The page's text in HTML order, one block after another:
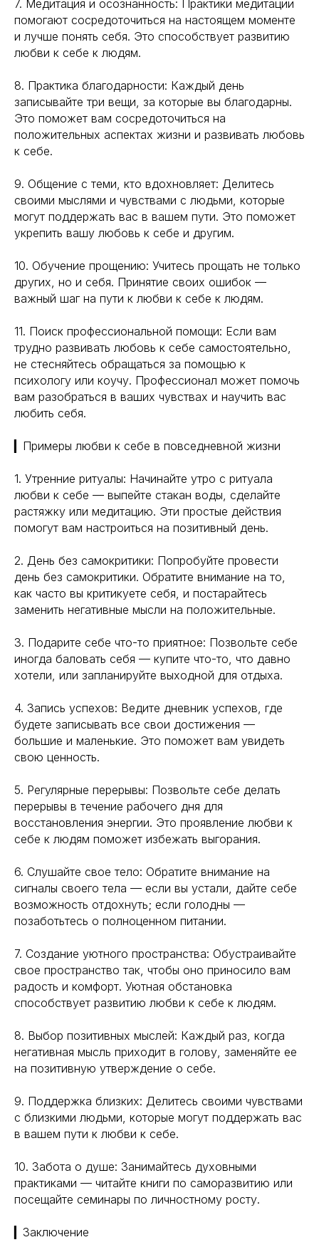
7. Медитация и осознанность: Практики медитации
помогают сосредоточиться на настоящем моменте
и лучше понять себя. Это способствует развитию
любви к себе к людям.
8. Практика благодарности: Каждый день
записывайте три вещи, за которые вы благодарны.
Это поможет вам сосредоточиться на
положительных аспектах жизни и развивать любовь
к себе.
9. Общение с теми, кто вдохновляет: Делитесь
своими мыслями и чувствами с людьми, которые
могут поддержать вас в вашем пути. Это поможет
укрепить вашу любовь к себе и другим.
10. Обучение прощению: Учитесь прощать не только
других, но и себя. Принятие своих ошибок —
важный шаг на пути к любви к себе к людям.
11. Поиск профессиональной помощи: Если вам
трудно развивать любовь к себе самостоятельно,
не стесняйтесь обращаться за помощью к
психологу или коучу. Профессионал может помочь
вам разобраться в ваших чувствах и научить вас
любить себя.
▎Примеры любви к себе в повседневной жизни
1. Утренние ритуалы: Начинайте утро с ритуала
любви к себе — выпейте стакан воды, сделайте
растяжку или медитацию. Эти простые действия
помогут вам настроиться на позитивный день.
2. День без самокритики: Попробуйте провести
день без самокритики. Обратите внимание на то,
как часто вы критикуете себя, и постарайтесь
заменить негативные мысли на положительные.
3. Подарите себе что-то приятное: Позвольте себе
иногда баловать себя — купите что-то, что давно
хотели, или запланируйте выходной для отдыха.
4. Запись успехов: Ведите дневник успехов, где
будете записывать все свои достижения —
большие и маленькие. Это поможет вам увидеть
свою ценность.
5. Регулярные перерывы: Позвольте себе делать
перерывы в течение рабочего дня для
восстановления энергии. Это проявление любви к
себе к людям поможет избежать выгорания.
6. Слушайте свое тело: Обратите внимание на
сигналы своего тела — если вы устали, дайте себе
возможность отдохнуть; если голодны —
позаботьтесь о полноценном питании.
7. Создание уютного пространства: Обустраивайте
свое пространство так, чтобы оно приносило вам
радость и комфорт. Уютная обстановка
способствует развитию любви к себе к людям.
8. Выбор позитивных мыслей: Каждый раз, когда
негативная мысль приходит в голову, заменяйте ее
на позитивную утверждение о себе.
9. Поддержка близких: Делитесь своими чувствами
с близкими людьми, которые могут поддержать вас
в вашем пути к любви к себе.
10. Забота о душе: Занимайтесь духовными
практиками — читайте книги по саморазвитию или
посещайте семинары по личностному росту.
▎Заключение
Главная
Longevity
Гормоны
Генная инженерия
Восприятие
Ментальное здоровье
Внутренняя инженерия
Экологичность
Криоскопия
Ноотропы
Социальные сети
*Meta (деятельность организации
О компании
Уникальность
Исследования
9772524455@mail.ru
+7(977)252-44-55
109012, Россия, Москва
ул. Охотный ряд, д. 2
Пн-Пт 9:00- 19:00
©2025. All rights
reserved